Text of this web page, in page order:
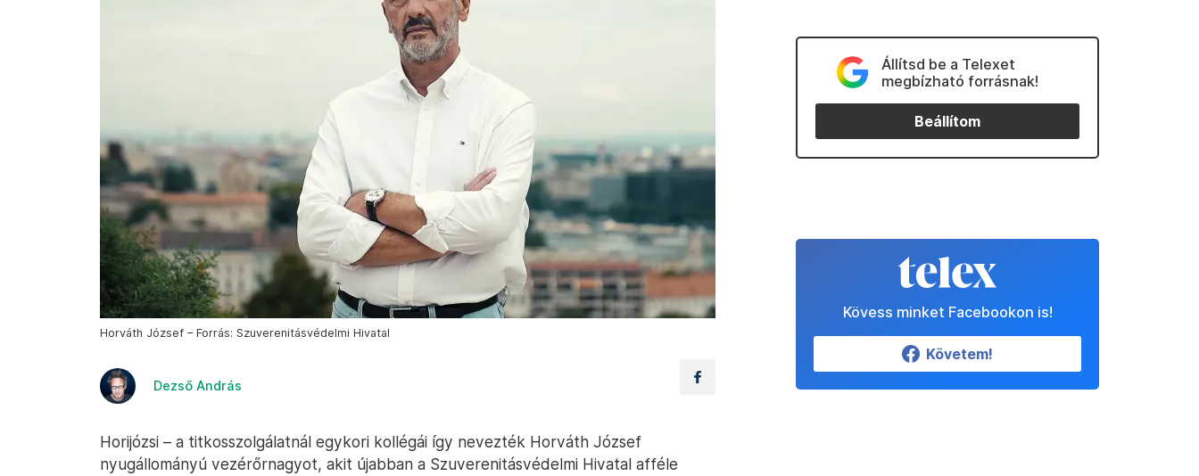
Horváth József – Forrás: Szuverenitásvédelmi Hivatal
Dezső András
Horijózsi – a titkosszolgálatnál egykori kollégái így nevezték Horváth József
nyugállományú vezérőrnagyot, akit újabban a Szuverenitásvédelmi Hivatal afféle
Állítsd be a Telexet
megbízható forrásnak!
Beállítom
Kövess minket Facebookon is!
Követem!